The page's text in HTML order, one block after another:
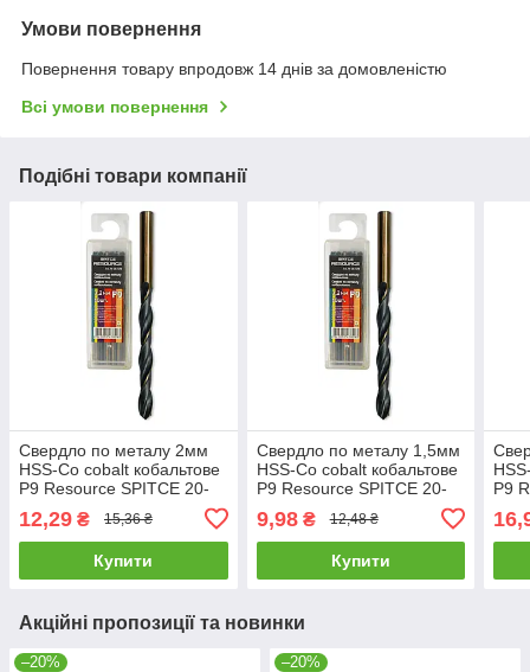
Умови повернення
Повернення товару впродовж 14 днів за домовленістю
Всі умови повернення
Подібні товари компанії
Свердло по металу 2мм
HSS-Co cobalt кобальтове
Р9 Resource SPITCE 20-
12,29 ₴ 15,36 ₴
Купити
Свердло по металу 1,5мм
HSS-Co cobalt кобальтове
Р9 Resource SPITCE 20-
9,98₴ 12,48 ₴
Купити
Р9
Акційні пропозиції та новинки
–20% –20%